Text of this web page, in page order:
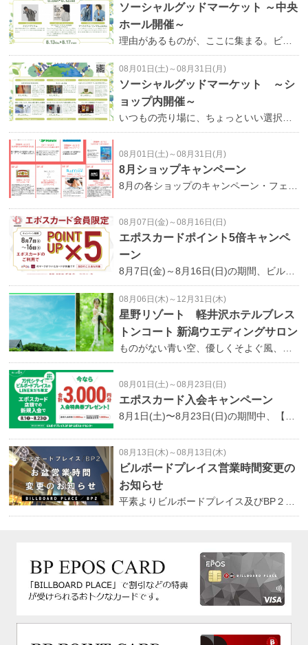
ソーシャルグッドマーケット ～中央
ホール開催～
08月01日(土)～08月31日(月)
ソーシャルグッドマーケット ～シ
ョップ内開催～
08月01日(土)～08月31日(月)
8月ショップキャンペーン
08月07日(金)～08月16日(日)
エポスカードポイント5倍キャンペ
ーン
08月06日(木)～12月31日(木)
星野リゾート 軽井沢ホテルブレス
トンコート 新潟ウエディングサロン
08月01日(土)～08月23日(日)
エポスカード入会キャンペーン
08月13日(木)～08月13日(木)
ビルボードプレイス営業時間変更の
お知らせ